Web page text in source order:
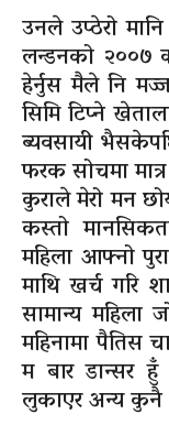
उनले उप्ठेरो
लन्डनको २००७
हेर्नुस मैले नि
सिमि टिप्ने
ब्यवसायी
फरक सोचमा
कुराले मेरो मन
कस्तो
महिला आफ्नो
माथि खर्च गरि
सामान्य महिला
महिनामा पैतिस
म बार डान्सर
लुकाएर अन्य कुनै